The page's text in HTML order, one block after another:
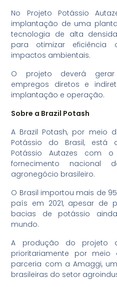
No Projeto Potássio
implantação de uma
tecnologia de alta
para otimizar eficiência
impactos ambientais.
O projeto deverá gerar
empregos diretos e
implantação e operação.
Sobre a Brazil Potash
A Brazil Potash, por meio
Potássio do Brasil, está
Potássio Autazes com
fornecimento nacional
agronegócio brasileiro.
O Brasil importou mais de
país em 2021, apesar de
bacias de potássio
mundo.
A produção do projeto
prioritariamente por
parceria com a Amaggi,
brasileiras do setor